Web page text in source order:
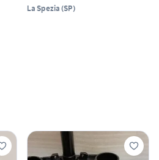
La Spezia (SP)